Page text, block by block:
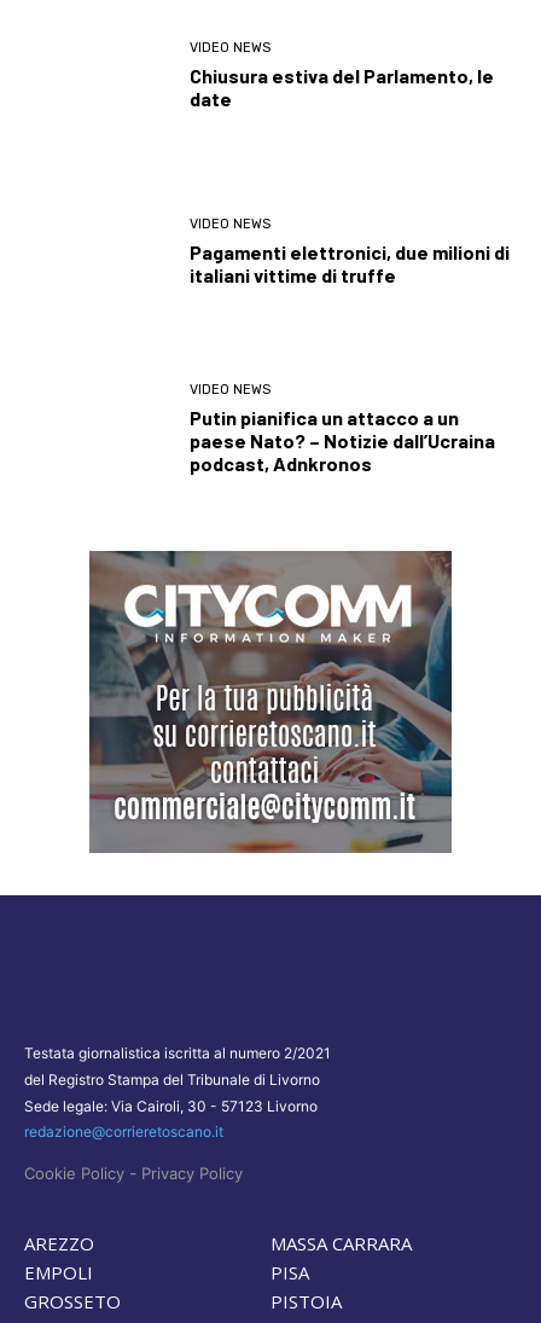
VIDEO NEWS
Chiusura estiva del Parlamento, le
date
VIDEO NEWS
Pagamenti elettronici, due milioni di
italiani vittime di truffe
VIDEO NEWS
Putin pianifica un attacco a un
paese Nato? – Notizie dall’Ucraina
podcast, Adnkronos
Testata giornalistica iscritta al numero 2/2021
del Registro Stampa del Tribunale di Livorno
Sede legale: Via Cairoli, 30 - 57123 Livorno
redazione@corrieretoscano.it
Cookie Policy - Privacy Policy
AREZZO
EMPOLI
GROSSETO
MASSA CARRARA
PISA
PISTOIA